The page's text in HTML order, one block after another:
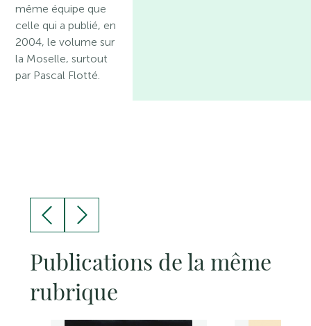
même équipe que
celle qui a publié, en
2004, le volume sur
la Moselle, surtout
par Pascal Flotté.
Publications de la même
rubrique